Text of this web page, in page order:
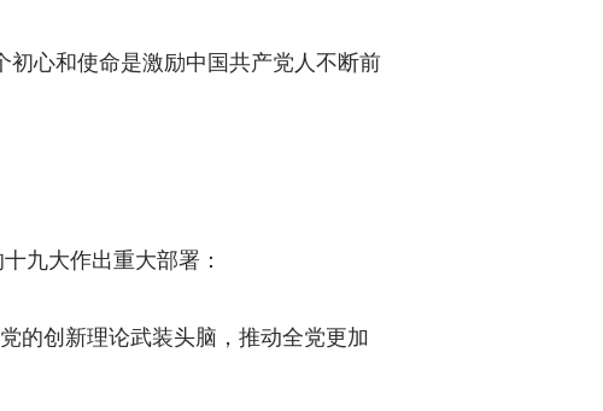
心和使命是激励中国共产党人不断前
九大作出重大部署：
的创新理论武装头脑，推动全党更加